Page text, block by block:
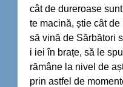
cât de dureroase
te macină, știe cât
să vină de Sărbători
i iei în brațe, să le
rămâne la nivel de
prin astfel de